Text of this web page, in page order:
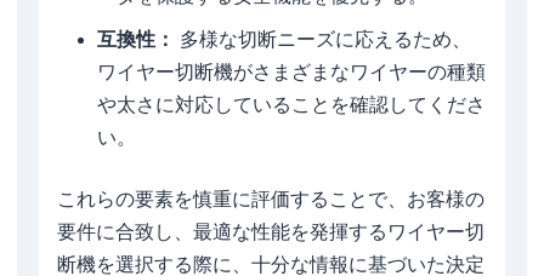
互換性：
多様な切断ニーズに応えるため、
ワイヤー切断機がさまざまなワイヤーの種類
や太さに対応していることを確認してくださ
い。
これらの要素を慎重に評価することで、お客様の
要件に合致し、最適な性能を発揮するワイヤー切
断機を選択する際に、十分な情報に基づいた決定